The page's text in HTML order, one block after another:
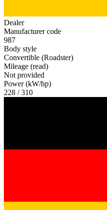
Dealer
Manufacturer code
987
Body style
Convertible (Roadster)
Mileage (read)
Not provided
Power (kW/hp)
228 / 310